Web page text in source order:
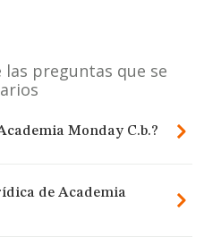
las preguntas que se
Monday C.b.?
de Academia